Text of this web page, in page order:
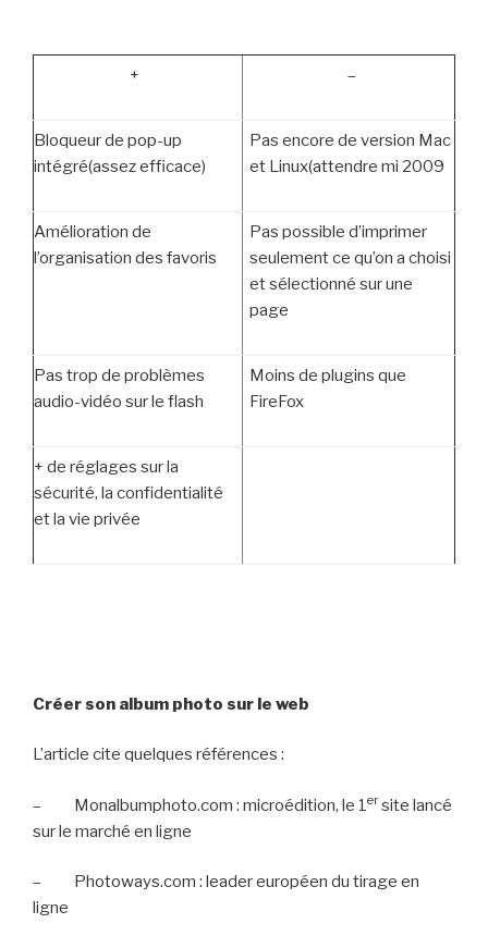
+ –
Bloqueur de pop-up
intégré(assez efficace)
Pas encore de version Mac
et Linux(attendre mi 2009
Amélioration de
l’organisation des favoris
Pas possible d’imprimer
seulement ce qu’on a choisi
et sélectionné sur une
page
Pas trop de problèmes
audio-vidéo sur le flash
Moins de plugins que
FireFox
+ de réglages sur la
sécurité, la confidentialité
et la vie privée
Créer son album photo sur le web
L’article cite quelques références :
– Monalbumphoto.com : microédition, le 1ersite lancé
sur le marché en ligne
–
Photoways.com : leader européen du tirage en
ligne